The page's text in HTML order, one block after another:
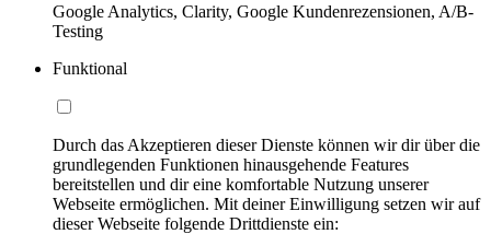
Google Analytics, Clarity, Google Kundenrezensionen, A/B-
Testing
Funktional
Durch das Akzeptieren dieser Dienste können wir dir über die
grundlegenden Funktionen hinausgehende Features
bereitstellen und dir eine komfortable Nutzung unserer
Webseite ermöglichen. Mit deiner Einwilligung setzen wir auf
dieser Webseite folgende Drittdienste ein: